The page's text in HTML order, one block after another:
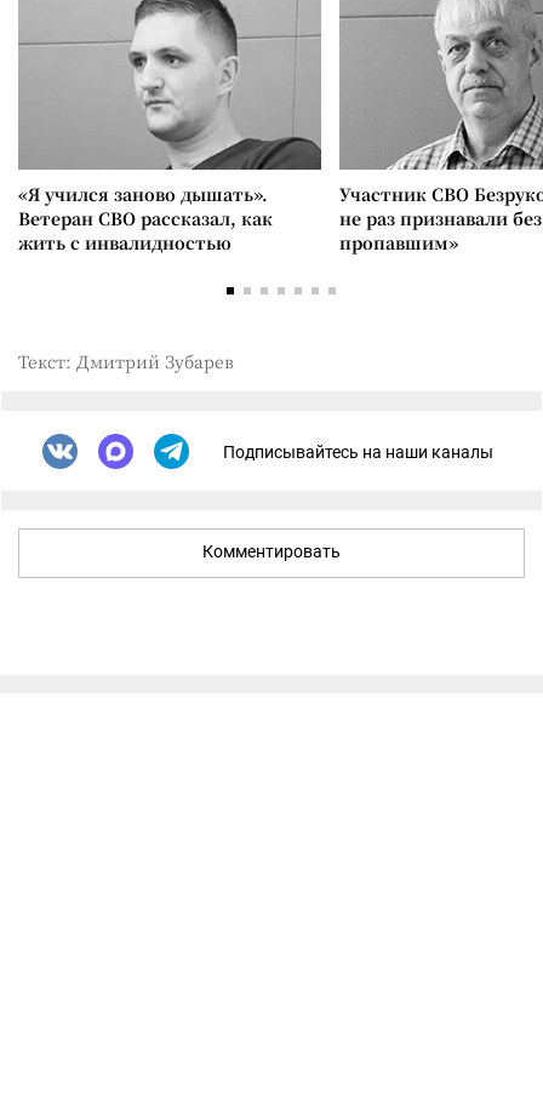
«Я учился заново дышать».
Ветеран СВО рассказал, как
жить с инвалидностью
Участник СВО
не раз признавали
пропавшим»
Текст: Дмитрий Зубарев
Подписывайтесь на наши каналы
Комментировать